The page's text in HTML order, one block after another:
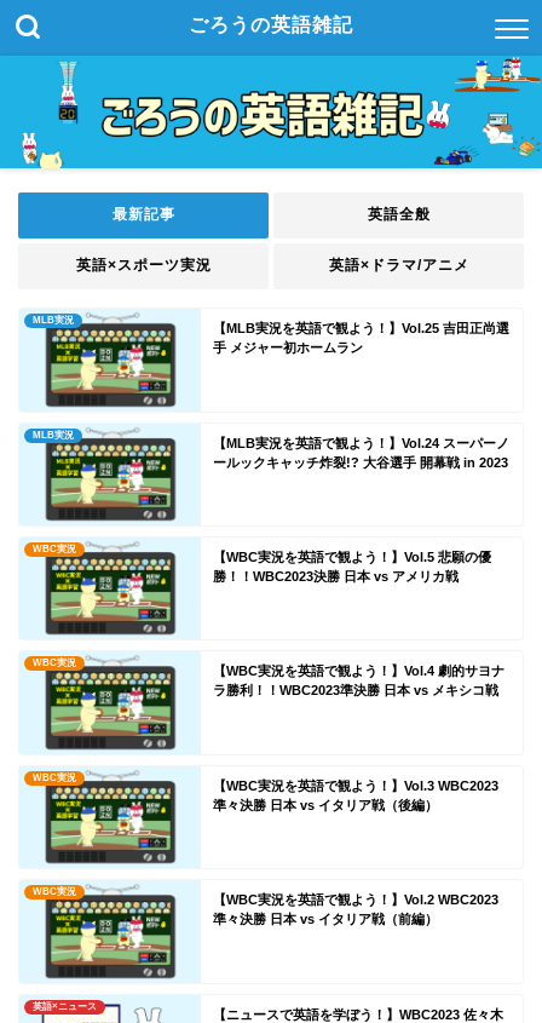
ごろうの英語雑記
最新記事 英語全般
英語×スポーツ実況 英語×ドラマ/アニメ
MLB実況
【MLB実況を英語で観よう！】Vol.25 吉田正尚選
手 メジャー初ホームラン
MLB実況
【MLB実況を英語で観よう！】Vol.24 スーパーノ
ールックキャッチ炸裂!? 大谷選手 開幕戦 in 2023
WBC実況
【WBC実況を英語で観よう！】Vol.5 悲願の優
勝！！WBC2023決勝 日本 vs アメリカ戦
WBC実況
【WBC実況を英語で観よう！】Vol.4 劇的サヨナ
ラ勝利！！WBC2023準決勝 日本 vs メキシコ戦
WBC実況
【WBC実況を英語で観よう！】Vol.3 WBC2023
準々決勝 日本 vs イタリア戦（後編）
WBC実況
【WBC実況を英語で観よう！】Vol.2 WBC2023
準々決勝 日本 vs イタリア戦（前編）
英語×ニュース
【ニュースで英語を学ぼう！】WBC2023 佐々木